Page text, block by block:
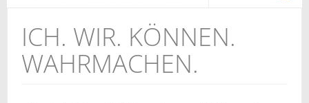
ICH. WIR. KÖNNEN.
WAHRMACHEN.